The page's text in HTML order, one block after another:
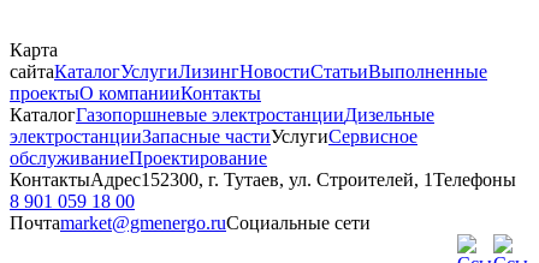
Карта
сайтаКаталогУслугиЛизингНовостиСтатьиВыполненные
проектыО компанииКонтакты
КаталогГазопоршневые электростанцииДизельные
электростанцииЗапасные частиУслугиСервисное
обслуживаниеПроектирование
КонтактыАдрес152300, г. Тутаев, ул. Строителей, 1Телефоны
8 901 059 18 00
Почтаmarket@gmenergo.ruСоциальные сети